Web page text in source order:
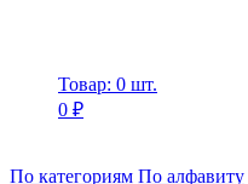
Товар: 0 шт.
0 ₽
По категориям По алфавиту